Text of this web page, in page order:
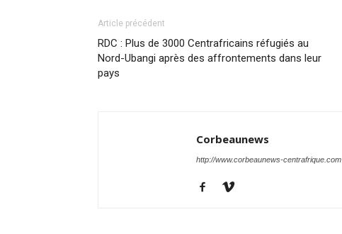
Article précédent
RDC : Plus de 3000 Centrafricains réfugiés au
Nord-Ubangi après des affrontements dans leur
pays
Corbeaunews
http://www.corbeaunews-centrafrique.com